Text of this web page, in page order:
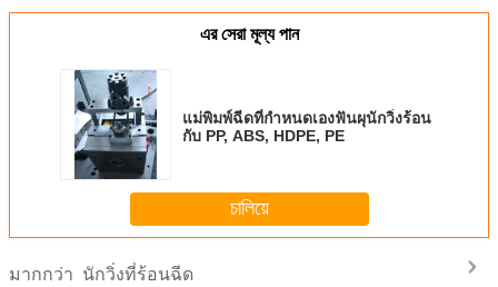
এর সেরা মূল্য পান
แม่พิมพ์ฉีดที่กำหนดเองฟันผุนักวิ่งร้อน
กับ PP, ABS, HDPE, PE
চালিয়ে
มากกว่า นักวิ่งที่ร้อนฉีด